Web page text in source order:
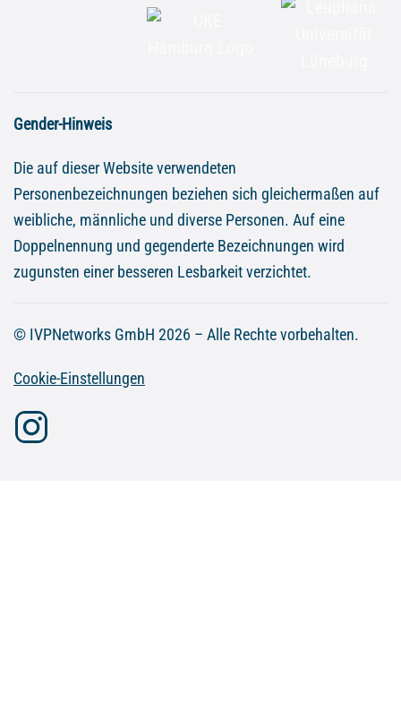
Gender-Hinweis
Die auf dieser Website verwendeten
Personenbezeichnungen beziehen sich gleichermaßen auf
weibliche, männliche und diverse Personen. Auf eine
Doppelnennung und gegenderte Bezeichnungen wird
zugunsten einer besseren Lesbarkeit verzichtet.
© IVPNetworks GmbH 2026 – Alle Rechte vorbehalten.
Cookie-Einstellungen